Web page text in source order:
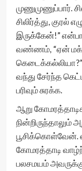
முணுமுணுப்பார்.
சிலிர்த்து, குரல்
இருக்கேன்!”
வண்ணம், “ஏன்
வந்து சேர்ந்த
பரிவும் சுரக்க.
ஆறு
நின்றிருந்தாலும்
பூசிக்கொள்வேன்.
கோமரத்தாடி
பலசமயம் அவருக்கு